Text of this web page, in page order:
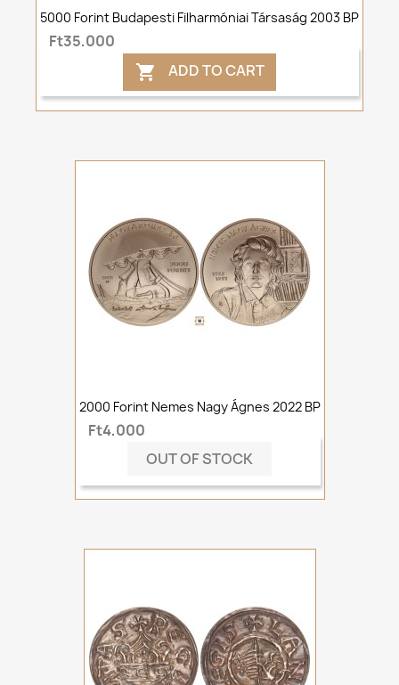
5000 Forint Budapesti Filharmóniai Társaság 2003 BP
Ft35,000
 ADD TO CART
2000 Forint Nemes Nagy Ágnes 2022 BP
Ft4,000
OUT OF STOCK